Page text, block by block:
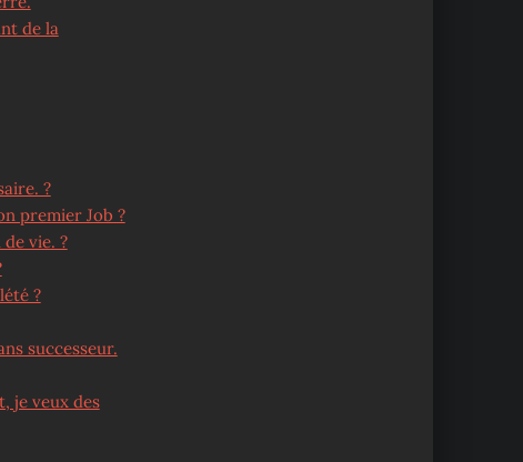
de la
?
premier Job ?
vie. ?
?
successeur.
je veux des